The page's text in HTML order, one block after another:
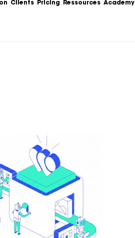
Clients Pricing Ressources
Guides, bonnes pratiques,
templates, exemples...
Academy